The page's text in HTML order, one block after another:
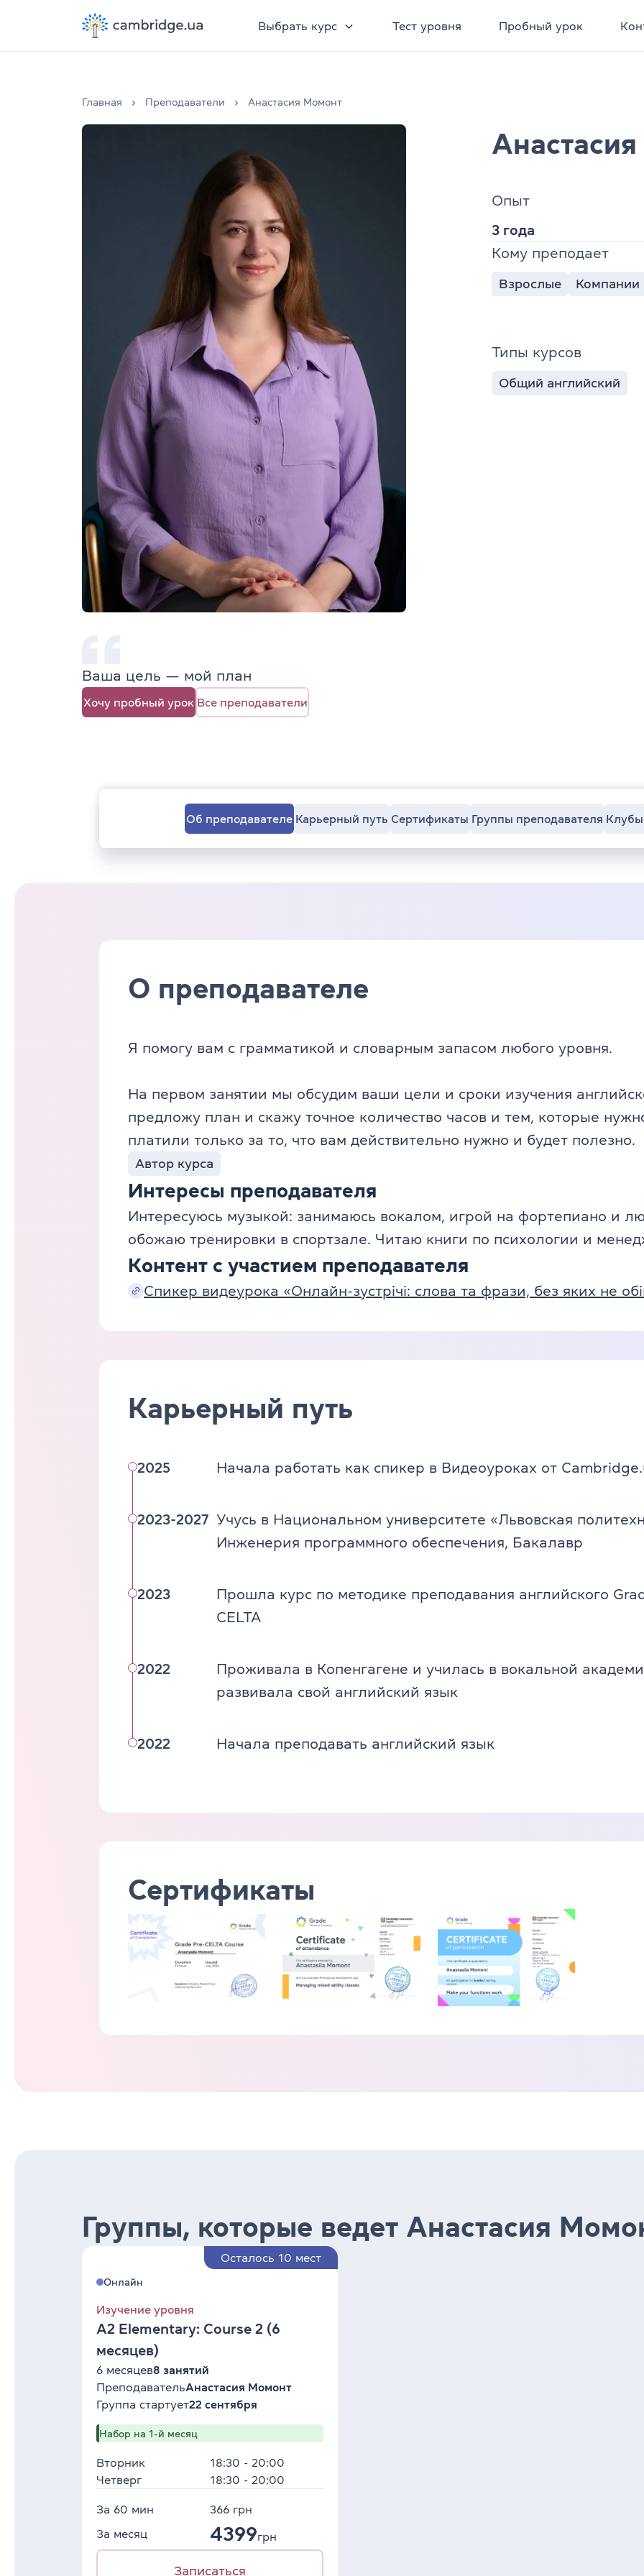
Выбрать курс Тест уровня Пробный урок
Главная Преподаватели Анастасия Момонт
Ваша цель — мой план
Хочу пробный урок Все преподаватели
Опыт
3 года
Кому преподает
Взрослые Компании
Типы курсов
Общий английский
Об преподавателе Карьерный путь Сертификаты Группы преподавателя Клубы
О преподавателе
Я помогу вам с грамматикой и словарным запасом любого уровня.
На первом занятии мы обсудим ваши цели и сроки изучения
предложу план и скажу точное количество часов и тем, которые
платили только за то, что вам действительно нужно и будет полезно.
Автор курса
Интересы преподавателя
Интересуюсь музыкой: занимаюсь вокалом, игрой на фортепиано и
обожаю тренировки в спортзале. Читаю книги по психологии и
Контент с участием преподавателя
Спикер видеурока «Онлайн-зустрічі: слова та фрази, без яких не
Карьерный путь
2025 Начала работать как спикер в Видеоуроках от
2023-2027 Учусь в Национальном университете «Львовская
Инженерия программного обеспечения, Бакалавр
2023
Прошла курс по методике преподавания английского
CELTA
2022
Проживала в Копенгагене и училась в вокальной
развивала свой английский язык
2022 Начала преподавать английский язык
Сертификаты
Группы, которые ведет Анастасия
Осталось 10 мест
Онлайн
Изучение уровня
A2 Elementary: Course 2 (6
месяцев)
6 месяцев8 занятий
ПреподавательАнастасия Момонт
Группа стартует22 сентября
Набор на 1-й месяц
Вторник
18:30 - 20:00
Четверг
18:30 - 20:00
За 60 мин 366 грн
За месяц 4399грн
Записаться